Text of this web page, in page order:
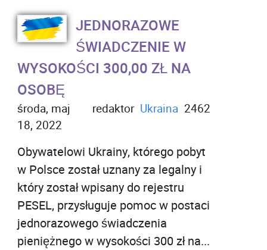
JEDNORAZOWE
ŚWIADCZENIE W
WYSOKOŚCI 300,00 ZŁ NA
OSOBĘ
środa, maj
18, 2022
redaktor Ukraina 2462
Obywatelowi Ukrainy, którego pobyt
w Polsce został uznany za legalny i
który został wpisany do rejestru
PESEL, przysługuje pomoc w postaci
jednorazowego świadczenia
pieniężnego w wysokości 300 zł na...